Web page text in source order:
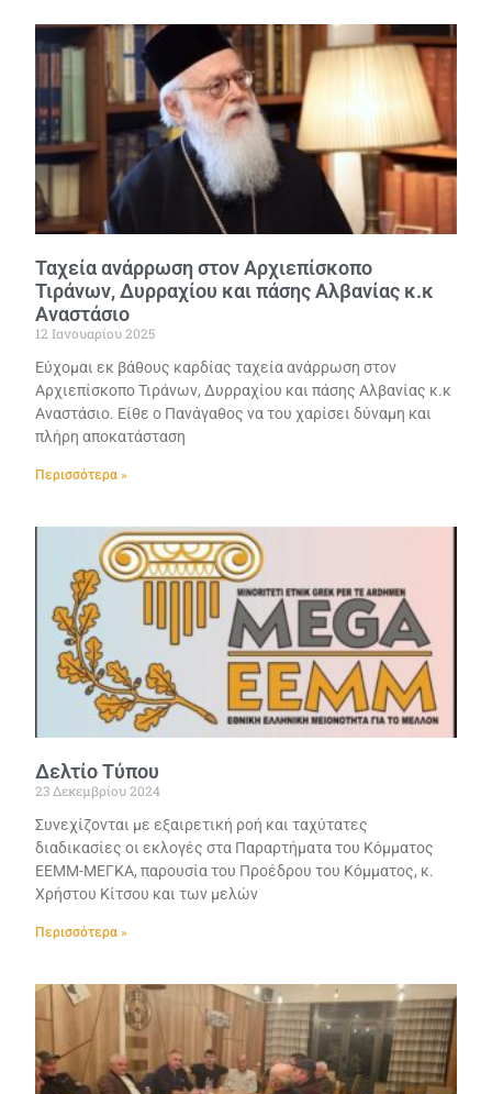
Ταχεία ανάρρωση στον Αρχιεπίσκοπο
Τιράνων, Δυρραχίου και πάσης Αλβανίας κ.κ
Αναστάσιο
12 Ιανουαρίου 2025
Εύχομαι εκ βάθους καρδίας ταχεία ανάρρωση στον
Αρχιεπίσκοπο Τιράνων, Δυρραχίου και πάσης Αλβανίας κ.κ
Αναστάσιο. Είθε ο Πανάγαθος να του χαρίσει δύναμη και
πλήρη αποκατάσταση
Περισσότερα »
Δελτίο Τύπου
23 Δεκεμβρίου 2024
Συνεχίζονται με εξαιρετική ροή και ταχύτατες
διαδικασίες οι εκλογές στα Παραρτήματα του Κόμματος
ΕΕΜΜ-ΜΕΓΚΑ, παρουσία του Προέδρου του Κόμματος, κ.
Χρήστου Κίτσου και των μελών
Περισσότερα »